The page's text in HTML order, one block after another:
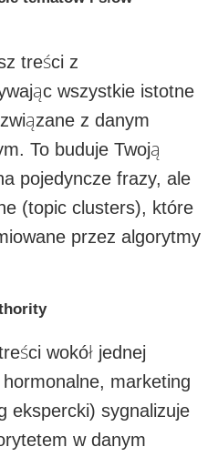
treści z
wszystkie istotne
z danym
To buduje Twoją
pojedyncze frazy, ale
(topic clusters), które
przez algorytmy
wokół jednej
marketing
ekspercki) sygnalizuje
w danym